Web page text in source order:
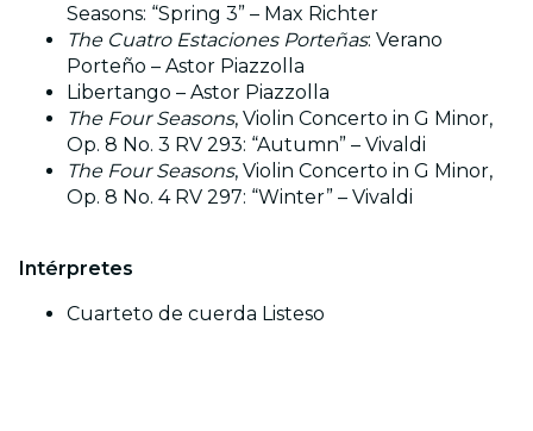
Seasons: “Spring 3” – Max Richter
The Cuatro Estaciones Porteñas: Verano
Porteño – Astor Piazzolla
Libertango – Astor Piazzolla
The Four Seasons, Violin Concerto in G Minor,
Op. 8 No. 3 RV 293: “Autumn” – Vivaldi
The Four Seasons, Violin Concerto in G Minor,
Op. 8 No. 4 RV 297: “Winter” – Vivaldi
Intérpretes
Cuarteto de cuerda Listeso